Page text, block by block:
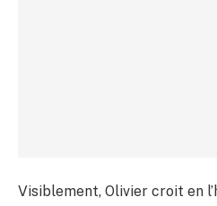
Visiblement, Olivier croit en